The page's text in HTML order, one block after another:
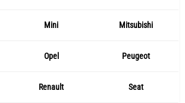
Mini Mitsubishi
Opel Peugeot
Renault Seat